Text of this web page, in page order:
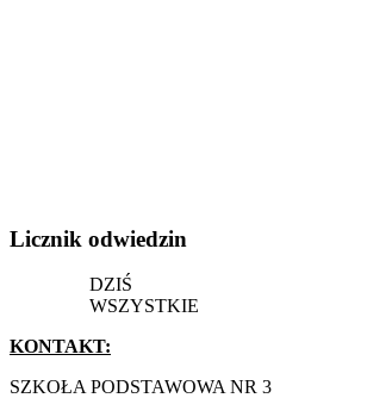
Licznik odwiedzin
DZIŚ
WSZYSTKIE
KONTAKT:
SZKOŁA PODSTAWOWA NR 3